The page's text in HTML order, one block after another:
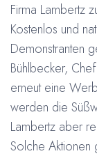
Firma Lambertz
Kostenlos und
Demonstranten
Bühlbecker,
erneut eine
werden die
Lambertz aber
Solche Aktionen